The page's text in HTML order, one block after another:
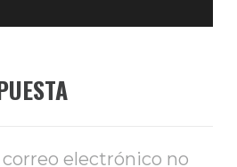
electrónico no